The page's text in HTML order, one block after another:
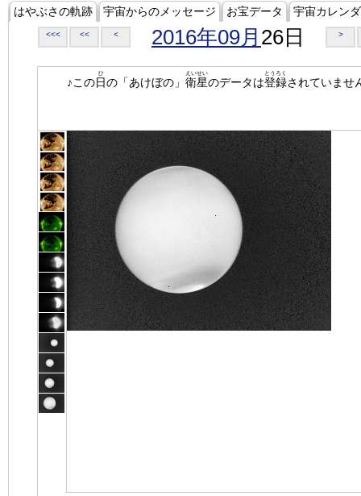
はやぶさの軌跡 宇宙からのメッセージ お宝データ 宇宙カレン
<<< << < 2016年09月 26日 >
♪この日
ひ
の「あけぼの」 衛星
えいせい
のデータは登録
とうろく
されていませ